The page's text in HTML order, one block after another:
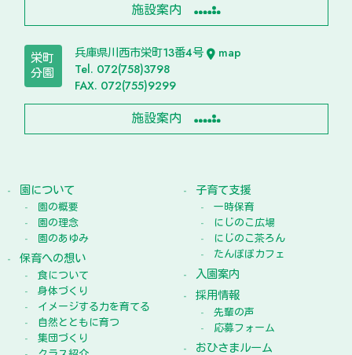
施設案内
栄町
分園
兵庫県川西市栄町13番4号
map
Tel. 072(758)3798
FAX. 072(755)9299
施設案内
園について
園の概要
園の理念
園のあゆみ
保育への想い
食について
身体づくり
イメージする力を育てる
自然とともに育つ
集団づくり
子育て支援
一時保育
にじのこ広場
にじのこ茶ろん
たんぽぽカフェ
入園案内
採用情報
先輩の声
応募フォーム
おひさまルーム